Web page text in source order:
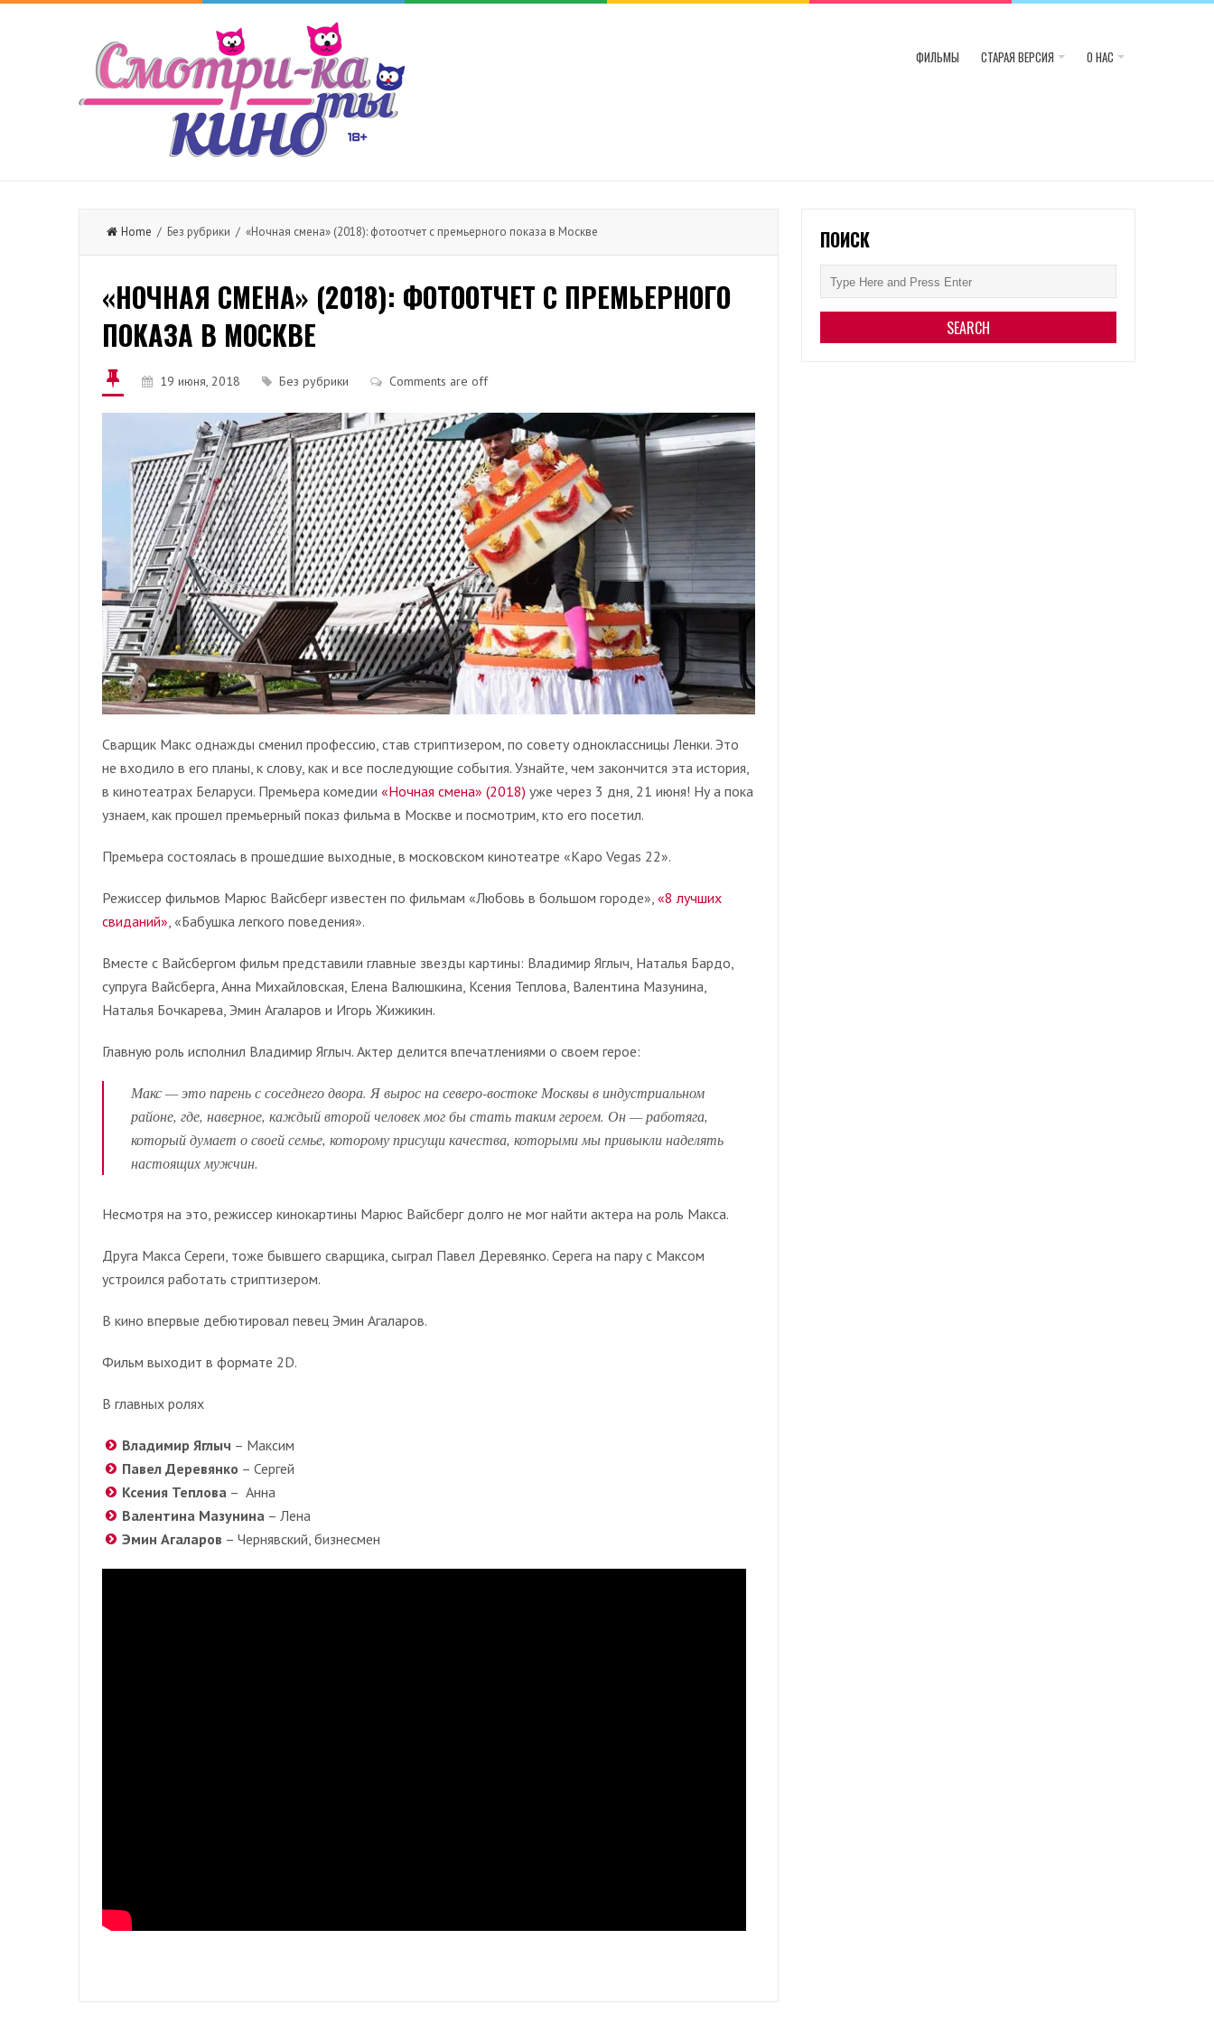
ФИЛЬМЫ СТАРАЯ ВЕРСИЯ О НАС
Home / Без рубрики / «Ночная смена» (2018): фотоотчет с премьерного показа в Москве
«НОЧНАЯ СМЕНА» (2018): ФОТООТЧЕТ С ПРЕМЬЕРНОГО
ПОКАЗА В МОСКВЕ
19 июня, 2018 Без рубрики Comments are off
Сварщик Макс однажды сменил профессию, став стриптизером, по совету одноклассницы Ленки. Это
не входило в его планы, к слову, как и все последующие события. Узнайте, чем закончится эта история,
в кинотеатрах Беларуси. Премьера комедии «Ночная смена» (2018) уже через 3 дня, 21 июня! Ну а пока
узнаем, как прошел премьерный показ фильма в Москве и посмотрим, кто его посетил.
Премьера состоялась в прошедшие выходные, в московском кинотеатре «Каро Vegas 22».
Режиссер фильмов Марюс Вайсберг известен по фильмам «Любовь в большом городе», «8 лучших
свиданий» , «Бабушка легкого поведения».
Вместе с Вайсбергом фильм представили главные звезды картины: Владимир Яглыч, Наталья Бардо,
супруга Вайсберга, Анна Михайловская, Елена Валюшкина, Ксения Теплова, Валентина Мазунина,
Наталья Бочкарева, Эмин Агаларов и Игорь Жижикин.
Главную роль исполнил Владимир Яглыч. Актер делится впечатлениями о своем герое:
Макс — это парень с соседнего двора. Я вырос на северо-востоке Москвы в индустриальном
районе, где, наверное, каждый второй человек мог бы стать таким героем. Он — работяга,
который думает о своей семье, которому присущи качества, которыми мы привыкли наделять
настоящих мужчин.
Несмотря на это, режиссер кинокартины Марюс Вайсберг долго не мог найти актера на роль Макса.
Друга Макса Сереги, тоже бывшего сварщика, сыграл Павел Деревянко. Серега на пару с Максом
устроился работать стриптизером.
В кино впервые дебютировал певец Эмин Агаларов.
Фильм выходит в формате 2D.
В главных ролях
Владимир Яглыч – Максим
Павел Деревянко – Сергей
Ксения Теплова – Анна
Валентина Мазунина – Лена
Эмин Агаларов – Чернявский, бизнесмен
ПОИСК